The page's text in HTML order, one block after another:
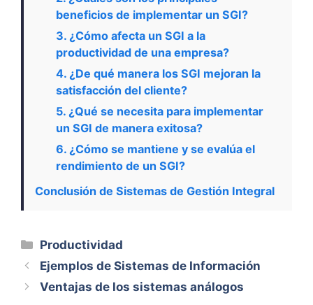
beneficios de implementar un SGI?
3. ¿Cómo afecta un SGI a la
productividad de una empresa?
4. ¿De qué manera los SGI mejoran la
satisfacción del cliente?
5. ¿Qué se necesita para implementar
un SGI de manera exitosa?
6. ¿Cómo se mantiene y se evalúa el
rendimiento de un SGI?
Conclusión de Sistemas de Gestión Integral
Categorías
Productividad
Ejemplos de Sistemas de Información
Ventajas de los sistemas análogos